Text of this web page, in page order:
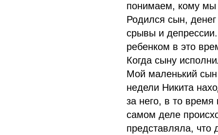
понимаем, кому
Родился сын,
срывы и
ребенком в это
Когда сыну
Мой маленький сын
недели Никита
за него, в то
самом деле
представляла,